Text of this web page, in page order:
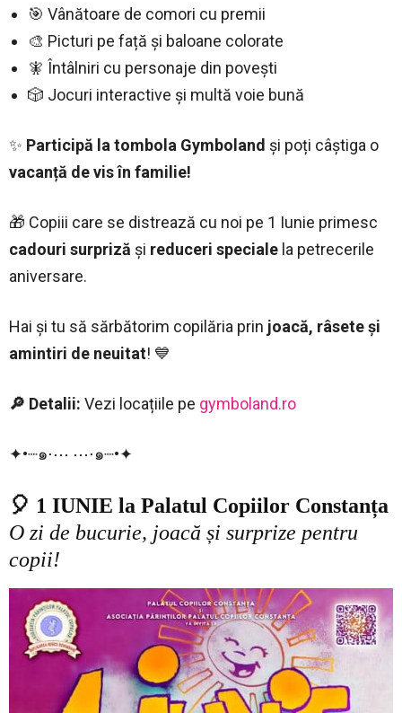
🎯 Vânătoare de comori cu premii
🎨 Picturi pe față și baloane colorate
🧚 Întâlniri cu personaje din povești
🎲 Jocuri interactive și multă voie bună
✨ Participă la tombola Gymboland și poți câștiga o
vacanță de vis în familie!
🎁 Copiii care se distrează cu noi pe 1 Iunie primesc
cadouri surpriză și reduceri speciale la petrecerile
aniversare.
Hai și tu să sărbătorim copilăria prin joacă, râsete și
amintiri de neuitat! 💙
🔎 Detalii: Vezi locațiile pe gymboland.ro
✦•┈๑⋅⋯ ⋯⋅๑┈•✦
🎈 1 IUNIE la Palatul Copiilor Constanța
O zi de bucurie, joacă și surprize pentru
copii!